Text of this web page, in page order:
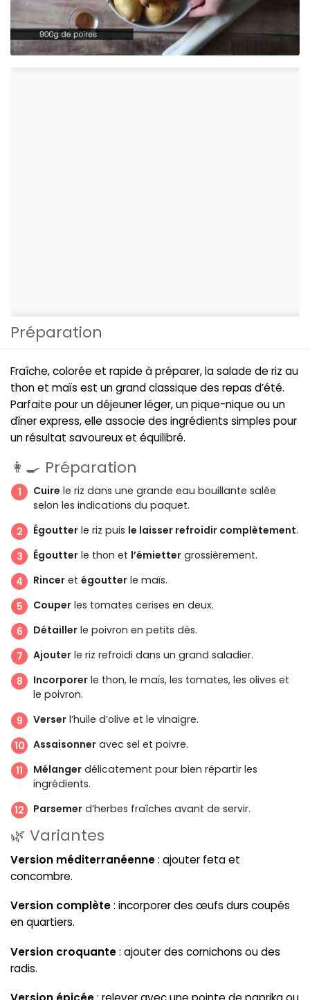
Préparation
Fraîche, colorée et rapide à préparer, la salade de riz au
thon et maïs est un grand classique des repas d’été.
Parfaite pour un déjeuner léger, un pique-nique ou un
dîner express, elle associe des ingrédients simples pour
un résultat savoureux et équilibré.
👩‍🍳 Préparation
Cuire le riz dans une grande eau bouillante salée
selon les indications du paquet.
Égoutter le riz puis le laisser refroidir complètement.
Égoutter le thon et l’émietter grossièrement.
Rincer et égoutter le maïs.
Couper les tomates cerises en deux.
Détailler le poivron en petits dés.
Ajouter le riz refroidi dans un grand saladier.
Incorporer le thon, le maïs, les tomates, les olives et
le poivron.
Verser l’huile d’olive et le vinaigre.
Assaisonner avec sel et poivre.
Mélanger délicatement pour bien répartir les
ingrédients.
Parsemer d’herbes fraîches avant de servir.
🌿 Variantes
Version méditerranéenne: ajouter feta et
concombre.
Version complète: incorporer des œufs durs coupés
en quartiers.
Version croquante: ajouter des cornichons ou des
radis.